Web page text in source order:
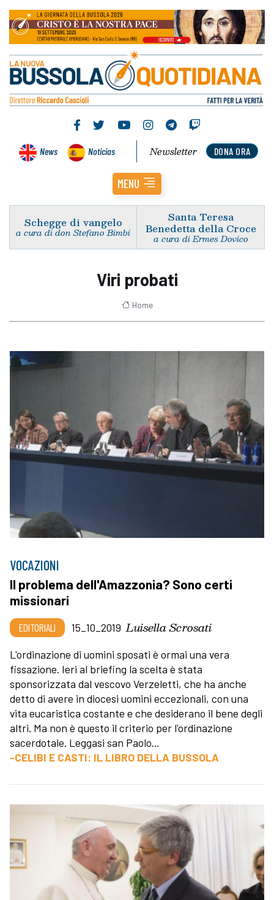
News Noticias DONA ORA
Newsletter
MENU
Schegge di vangelo
a cura di don Stefano Bimbi
Santa Teresa
Benedetta della Croce
a cura di Ermes Dovico
Viri probati
Home
VOCAZIONI
Il problema dell'Amazzonia? Sono certi
missionari
EDITORIALI 15_10_2019 Luisella Scrosati
L'ordinazione di uomini sposati è ormai una vera
fissazione. Ieri al briefing la scelta è stata
sponsorizzata dal vescovo Verzeletti, che ha anche
detto di avere in diocesi uomini eccezionali, con una
vita eucaristica costante e che desiderano il bene degli
altri. Ma non è questo il criterio per l'ordinazione
sacerdotale. Leggasi san Paolo...
-CELIBI E CASTI: IL LIBRO DELLA BUSSOLA